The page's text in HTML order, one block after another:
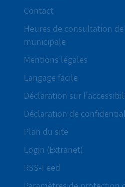
Contact
Heures de consultation
municipale
Mentions légales
Langage facile
Déclaration sur
Déclaration de
Plan du site
Login (Extranet)
RSS-Feed